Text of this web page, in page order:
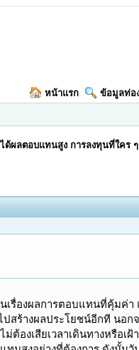
หน้าแรก ข้อมูลท่อ
ด้ผลตอบแทนสูง การลงทุนที่ใคร
องผลการตอบแทนที่คุ้มค่า
สร้างผลประโยชน์อีกที นอ
องเสียเวลาเดินทางหรือ